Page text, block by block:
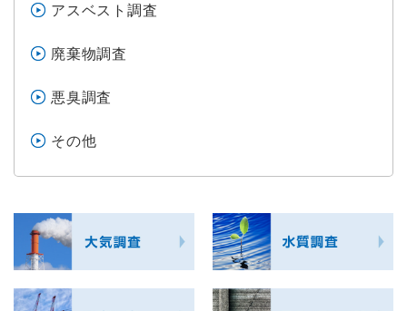
アスベスト調査
廃棄物調査
悪臭調査
その他